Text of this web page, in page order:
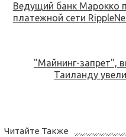
Navigation
Ведущий банк Марокко
платежной сети
"Майнинг-запрет",
Таиланду
Читайте Также